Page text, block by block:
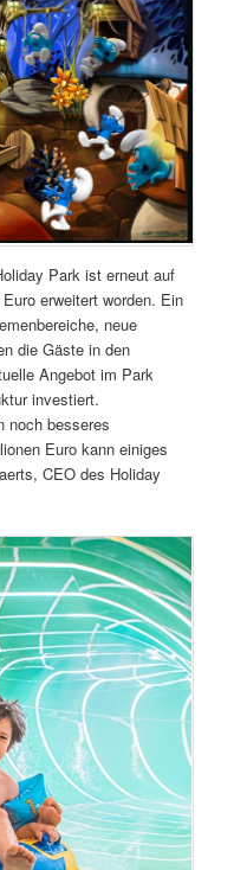
Park ist erneut auf
erweitert worden. Ein
neue
die Gäste in den
Angebot im Park
investiert.
noch besseres
Euro kann einiges
CEO des Holiday